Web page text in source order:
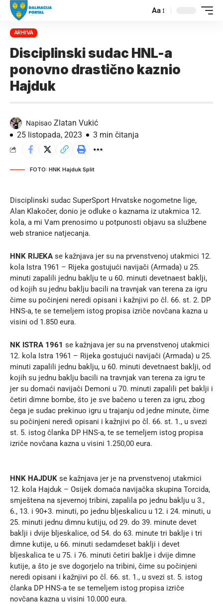
Aa
ARHIVA
Disciplinski sudac HNL-a
ponovno drastično kaznio
Hajduk
Napisao Zlatan Vukić
25 listopada, 2023
3 min čitanja
FOTO: HNK Hajduk Split
Disciplinski sudac SuperSport Hrvatske nogometne lige,
Alan Klakočer, donio je odluke o kaznama iz utakmica 12.
kola, a mi Vam prenosimo u potpunosti objavu sa službene
web stranice natjecanja.
HNK RIJEKA se kažnjava jer su na prvenstvenoj utakmici 12.
kola Istra 1961 – Rijeka gostujući navijači (Armada) u 25.
minuti zapalili jednu baklju te u 60. minuti devetnaest baklji,
od kojih su jednu baklju bacili na travnjak van terena za igru
čime su počinjeni neredi opisani i kažnjivi po čl. 66. st. 2. DP
HNS-a, te se temeljem istog propisa izriče novčana kazna u
visini od 1.850 eura.
NK ISTRA 1961 se kažnjava jer su na prvenstvenoj utakmici
12. kola Istra 1961 – Rijeka gostujući navijači (Armada) u 25.
minuti zapalili jednu baklju, u 60. minuti devetnaest baklji, od
kojih su jednu baklju bacili na travnjak van terena za igru te
jer su domaći navijači Demoni u 70. minuti zapalili pet baklji i
četiri dimne bombe, što je sve bačeno u teren za igru, zbog
čega je sudac prekinuo igru u trajanju od jedne minute, čime
su počinjeni neredi opisani i kažnjivi po čl. 66. st. 1., u svezi
st. 5. istog članka DP HNS-a, te se temeljem istog propisa
izriče novčana kazna u visini 1.250,00 eura.
HNK HAJDUK se kažnjava jer je na prvenstvenoj utakmici
12. kola Hajduk – Osijek domaća navijačka skupina Torcida,
smještena na sjevernoj tribini, zapalila po jednu baklju u 3.,
6., 13. i 90+3. minuti, po jednu bljeskalicu u 12. i 24. minuti, u
25. minuti jednu dimnu kutiju, od 29. do 39. minute devet
baklji i dvije bljeskalice, od 54. do 63. minute tri baklje i tri
dimne kutije, u 66. minuti sedamdeset baklji i devet
bljeskalica te u 75. i 76. minuti četiri baklje i dvije dimne
kutije, a što je sve dogorjelo na tribini, čime su počinjeni
neredi opisani i kažnjivi po čl. 66. st. 1., u svezi st. 5. istog
članka DP HNS-a te se temeljem istog propisa izriče
novčana kazna u visini 10.000 eura.